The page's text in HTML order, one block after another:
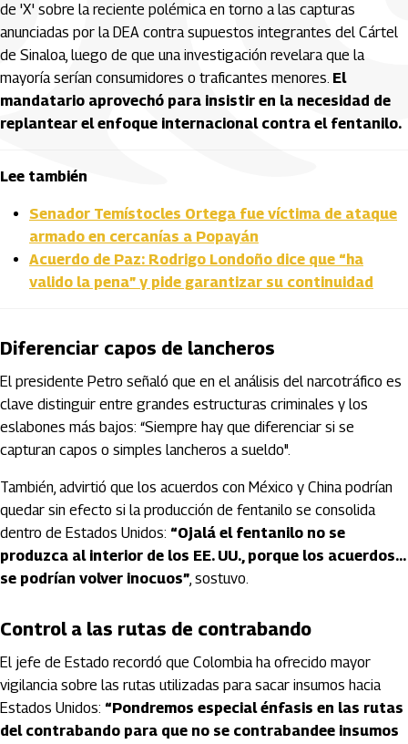
de 'X' sobre la reciente polémica en torno a las capturas
anunciadas por la DEA contra supuestos integrantes del Cártel
de Sinaloa, luego de que una investigación revelara que la
mayoría serían consumidores o traficantes menores. El
mandatario aprovechó para insistir en la necesidad de
replantear el enfoque internacional contra el fentanilo.
Lee también
Senador Temístocles Ortega fue víctima de ataque
armado en cercanías a Popayán
Acuerdo de Paz: Rodrigo Londoño dice que “ha
valido la pena” y pide garantizar su continuidad
Diferenciar capos de lancheros
El presidente Petro señaló que en el análisis del narcotráfico es
clave distinguir entre grandes estructuras criminales y los
eslabones más bajos: “Siempre hay que diferenciar si se
capturan capos o simples lancheros a sueldo".
También, advirtió que los acuerdos con México y China podrían
quedar sin efecto si la producción de fentanilo se consolida
dentro de Estados Unidos: “Ojalá el fentanilo no se
produzca al interior de los EE. UU., porque los acuerdos…
se podrían volver inocuos”, sostuvo.
Control a las rutas de contrabando
El jefe de Estado recordó que Colombia ha ofrecido mayor
vigilancia sobre las rutas utilizadas para sacar insumos hacia
Estados Unidos: “Pondremos especial énfasis en las rutas
del contrabando para que no se contrabandee insumos